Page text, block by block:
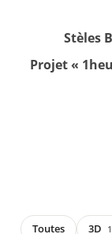
Stèles
Projet «
Toutes 3D 1